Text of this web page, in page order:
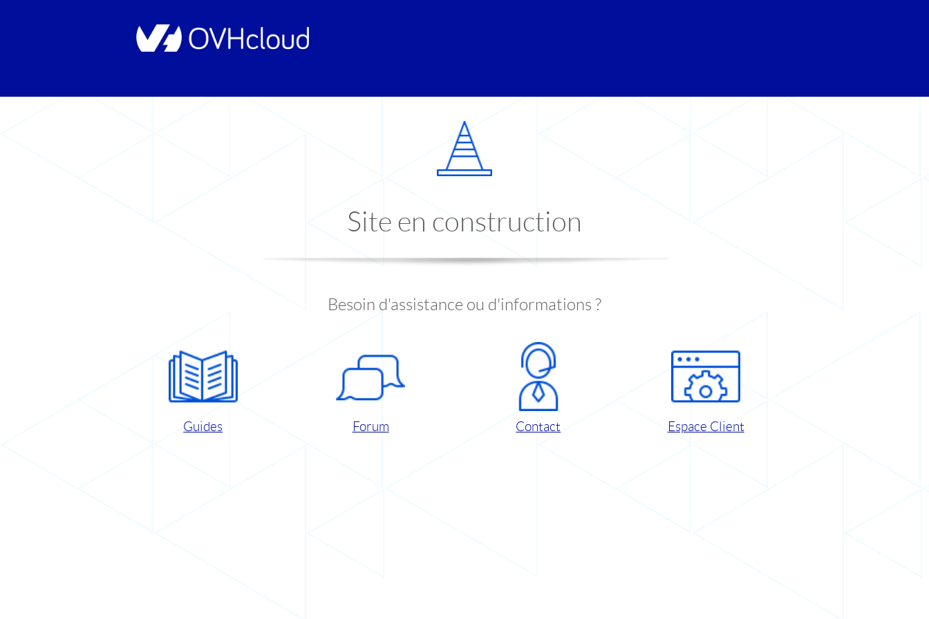
Site en construction
Besoin d'assistance ou d'informations ?
Guides Forum Contact Espace Client